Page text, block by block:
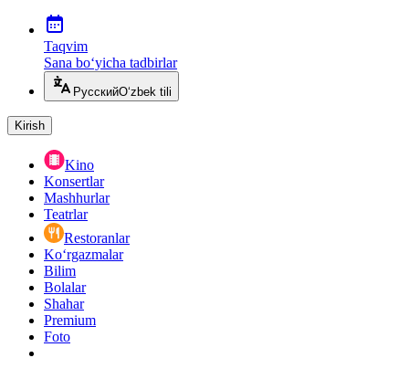
Taqvim
Sana bo‘yicha tadbirlar
РусскийO‘zbek tili
Kirish
Kino
Konsertlar
Mashhurlar
Teatrlar
Restoranlar
Ko‘rgazmalar
Bilim
Bolalar
Shahar
Premium
Foto